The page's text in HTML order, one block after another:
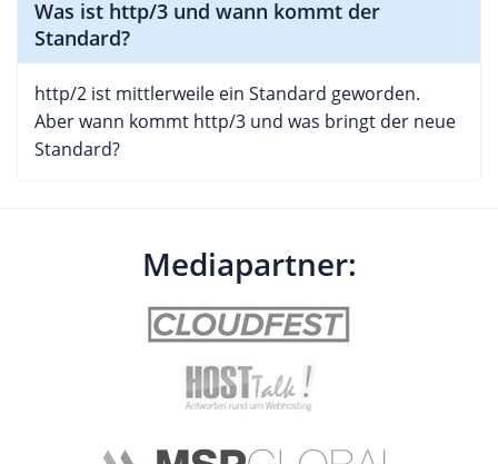
Was ist http/3 und wann kommt der
Standard?
http/2 ist mittlerweile ein Standard geworden.
Aber wann kommt http/3 und was bringt der neue
Standard?
Mediapartner: